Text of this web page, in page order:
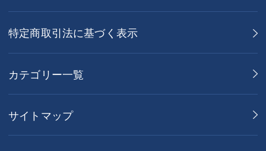
特定商取引法に基づく表示
カテゴリー一覧
サイトマップ